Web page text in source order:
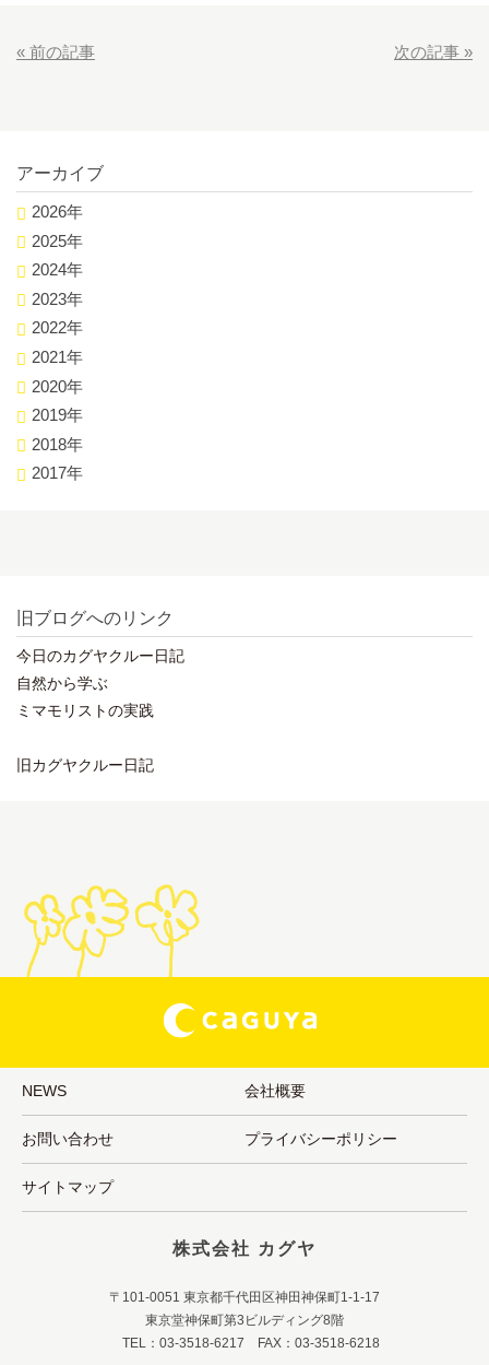
« 前の記事 次の記事 »
アーカイブ
2026年
2025年
2024年
2023年
2022年
2021年
2020年
2019年
2018年
2017年
旧ブログへのリンク
今日のカグヤクルー日記
自然から学ぶ
ミマモリストの実践
旧カグヤクルー日記
NEWS 会社概要
お問い合わせ プライバシーポリシー
サイトマップ
株式会社 カグヤ
〒101-0051 東京都千代田区神田神保町1-1-17
東京堂神保町第3ビルディング8階
TEL：03-3518-6217 FAX：03-3518-6218